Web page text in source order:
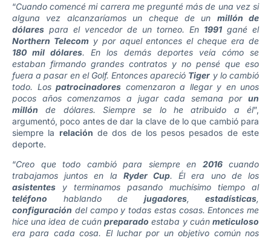
“Cuando comencé mi carrera me pregunté más de una vez si
alguna vez alcanzaríamos un cheque de un millón de
dólares para el vencedor de un torneo. En 1991 gané el
Northern Telecomy por aquel entonces el cheque era de
180 mil dólares. En los demás deportes veía cómo se
estaban firmando grandes contratos y no pensé que eso
fuera a pasar en el Golf. Entonces apareció Tiger y lo cambió
todo. Los patrocinadores comenzaron a llegar y en unos
pocos años comenzamos a jugar cada semana por un
millón de dólares. Siempre se lo he atribuido a él”,
argumentó, poco antes de dar la clave de lo que cambió para
siempre la relación de dos de los pesos pesados de este
deporte.
“Creo que todo cambió para siempre en 2016cuando
trabajamos juntos en la Ryder Cup. Él era uno de los
asistentes y terminamos pasando muchísimo tiempo al
teléfono hablando de jugadores, estadísticas,
configuración del campo y todas estas cosas. Entonces me
hice una idea de cuánpreparado estaba y cuánmeticuloso
era para cada cosa. El luchar por un objetivo común nos